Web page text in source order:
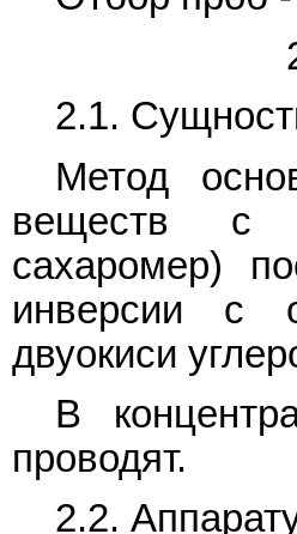
2.1.
Метод
веществ с
сахаромер)
инверсии с
двуокиси
В
проводят.
2.2.